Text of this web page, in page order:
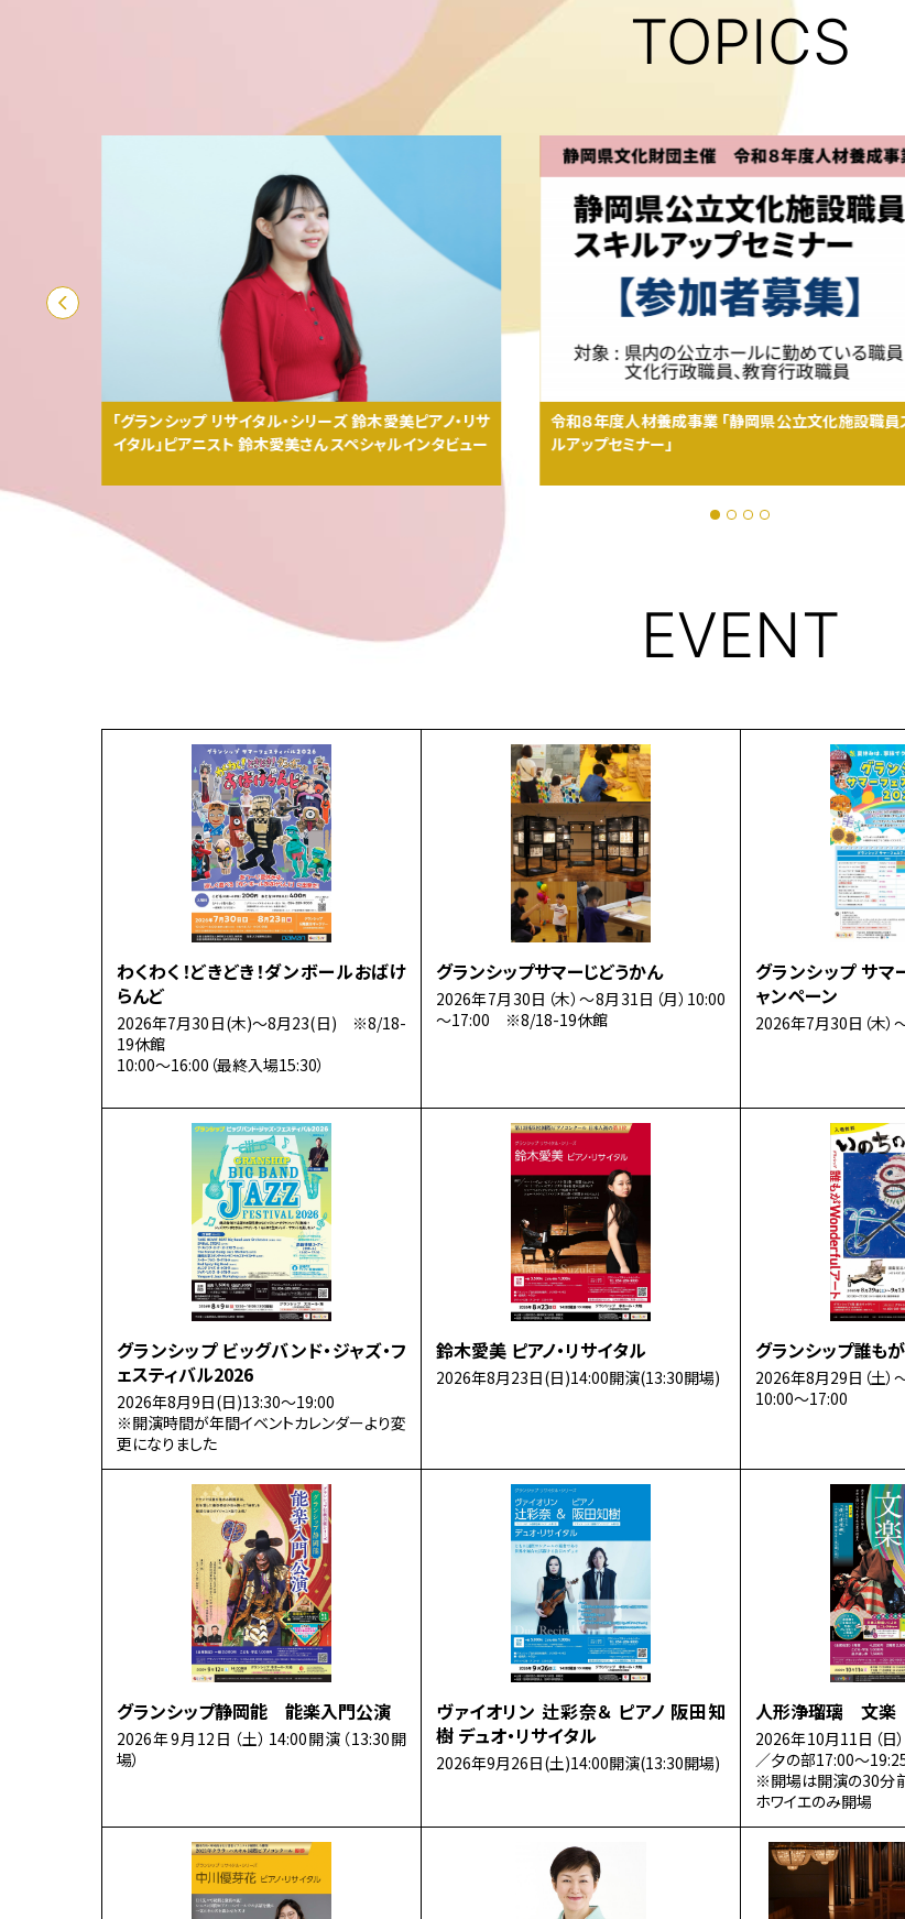
TOPICS
「グランシップ リサイタル・シリーズ 鈴木愛美ピアノ・リサ
イタル」ピアニスト 鈴木愛美さん スペシャルインタビュー
令和８年度人材養成事業 「静岡県公立文化施設職員
ルアップセミナー」
EVENT
わくわく！どきどき！ダンボールおばけ
らんど
2026年7月30日(木)～8月23(日) ※8/18-
19休館
10:00～16:00（最終入場15:30）
グランシップサマーじどうかん
2026年7月30日（木）～8月31日（月）10:00
～17:00 ※8/18-19休館
グランシップ サマ
ャンペーン
2026年7月30日（木）
グランシップ ビッグバンド・ジャズ・フ
ェスティバル2026
2026年8月9日(日)13:30～19:00
※開演時間が年間イベントカレンダーより変
更になりました
鈴木愛美 ピアノ・リサイタル
2026年8月23日(日)14:00開演(13:30開場)
グランシップ誰も
2026年8月29日（土）
10:00～17:00
グランシップ静岡能 能楽入門公演
2026年9月12日（土）14:00開演（13:30開
場）
ヴァイオリン 辻彩奈＆ ピアノ 阪田知
樹 デュオ・リサイタル
2026年9月26日(土)14:00開演(13:30開場)
人形浄瑠璃 文楽
2026年10月11日（日
／夕の部17:00～
※開場は開演の30分
ホワイエのみ開場